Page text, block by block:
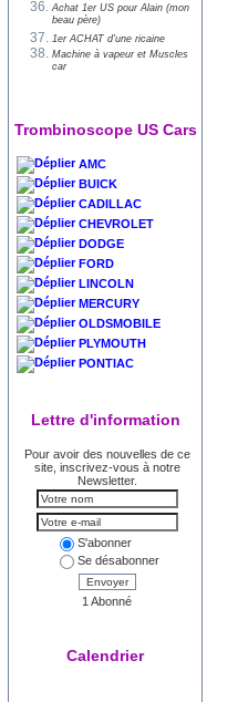
Achat 1er US pour Alain (mon
beau père)
1er ACHAT d'une ricaine
Machine à vapeur et Muscles
car
Trombinoscope US Cars
AMC
BUICK
CADILLAC
CHEVROLET
DODGE
FORD
LINCOLN
MERCURY
OLDSMOBILE
PLYMOUTH
PONTIAC
Lettre d'information
Pour avoir des nouvelles de ce
site, inscrivez-vous à notre
Newsletter.
S'abonner
Se désabonner
Envoyer
1 Abonné
Calendrier